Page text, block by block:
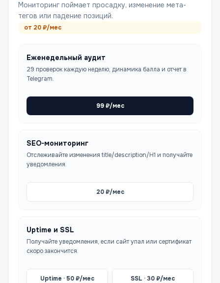
Мониторинг поймает просадку, изменение мета-
тегов или падение позиций.
от 20₽/мес
Еженедельный аудит
29 проверок каждую неделю, динамика балла и отчет в
Telegram.
99₽/мес
SEO-мониторинг
Отслеживайте изменения title/description/H1 и получайте
уведомления.
20₽/мес
Uptime и SSL
Получайте уведомления, если сайт упал или сертификат
скоро закончится.
Uptime ·50₽/мес SSL ·30₽/мес